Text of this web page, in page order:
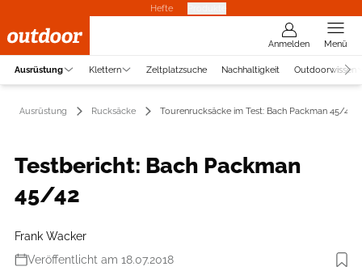
Hefte
Anmelden Menü
Ausrüstung Klettern Zeltplatzsuche Nachhaltigkeit Outdoorwissen
Ausrüstung Rucksäcke Tourenrucksäcke im Test: Bach Packman 45/42
Testbericht: Bach Packman
45/42
Frank Wacker
Veröffentlicht am 18.07.2018
Foto: Hersteller